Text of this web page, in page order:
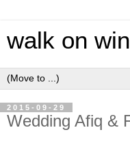
walk on
2015-09-29
Wedding Afiq &